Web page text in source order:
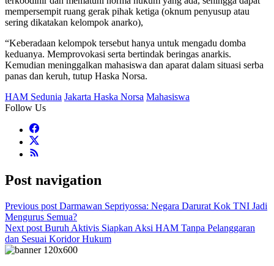
mempersempit ruang gerak pihak ketiga (oknum penyusup atau
sering dikatakan kelompok anarko),
“Keberadaan kelompok tersebut hanya untuk mengadu domba
keduanya. Memprovokasi serta bertindak beringas anarkis.
Kemudian meninggalkan mahasiswa dan aparat dalam situasi serba
panas dan keruh, tutup Haska Norsa.
HAM Sedunia Jakarta Haska Norsa Mahasiswa
Follow Us
Post navigation
Previous post Darmawan Sepriyossa: Negara Darurat Kok TNI Jadi
Mengurus Semua?
Next post Buruh Aktivis Siapkan Aksi HAM Tanpa Pelanggaran
dan Sesuai Koridor Hukum